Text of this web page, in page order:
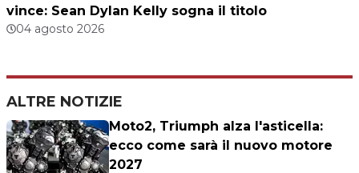
vince: Sean Dylan Kelly sogna il titolo
04 agosto 2026
ALTRE NOTIZIE
Moto2, Triumph alza l'asticella:
ecco come sarà il nuovo motore
2027